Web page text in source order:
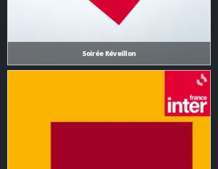
Soirée Réveillon